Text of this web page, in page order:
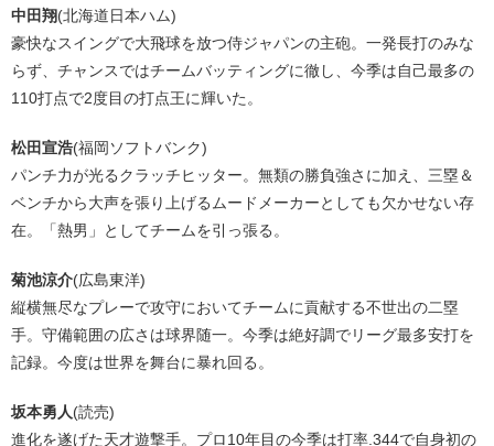
中田翔(北海道日本ハム)
豪快なスイングで大飛球を放つ侍ジャパンの主砲。一発長打のみな
らず、チャンスではチームバッティングに徹し、今季は自己最多の
110打点で2度目の打点王に輝いた。
松田宣浩(福岡ソフトバンク)
パンチ力が光るクラッチヒッター。無類の勝負強さに加え、三塁＆
ベンチから大声を張り上げるムードメーカーとしても欠かせない存
在。「熱男」としてチームを引っ張る。
菊池涼介(広島東洋)
縦横無尽なプレーで攻守においてチームに貢献する不世出の二塁
手。守備範囲の広さは球界随一。今季は絶好調でリーグ最多安打を
記録。今度は世界を舞台に暴れ回る。
坂本勇人(読売)
進化を遂げた天才遊撃手。プロ10年目の今季は打率.344で自身初の